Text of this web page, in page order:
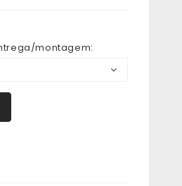
montagem: